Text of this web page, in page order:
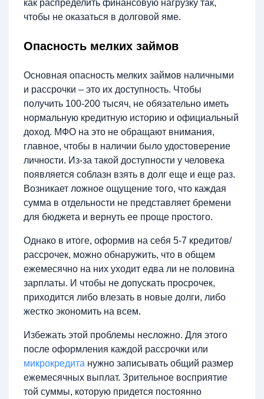
как распределить финансовую нагрузку так,
чтобы не оказаться в долговой яме.
Опасность мелких займов
Основная опасность мелких займов наличными
и рассрочки – это их доступность. Чтобы
получить 100-200 тысяч, не обязательно иметь
нормальную кредитную историю и официальный
доход. МФО на это не обращают внимания,
главное, чтобы в наличии было удостоверение
личности. Из-за такой доступности у человека
появляется соблазн взять в долг еще и еще раз.
Возникает ложное ощущение того, что каждая
сумма в отдельности не представляет бремени
для бюджета и вернуть ее проще простого.
Однако в итоге, оформив на себя 5-7 кредитов/
рассрочек, можно обнаружить, что в общем
ежемесячно на них уходит едва ли не половина
зарплаты. И чтобы не допускать просрочек,
приходится либо влезать в новые долги, либо
жестко экономить на всем.
Избежать этой проблемы несложно. Для этого
после оформления каждой рассрочки или
микрокредита нужно записывать общий размер
ежемесячных выплат. Зрительное восприятие
той суммы, которую придется постоянно